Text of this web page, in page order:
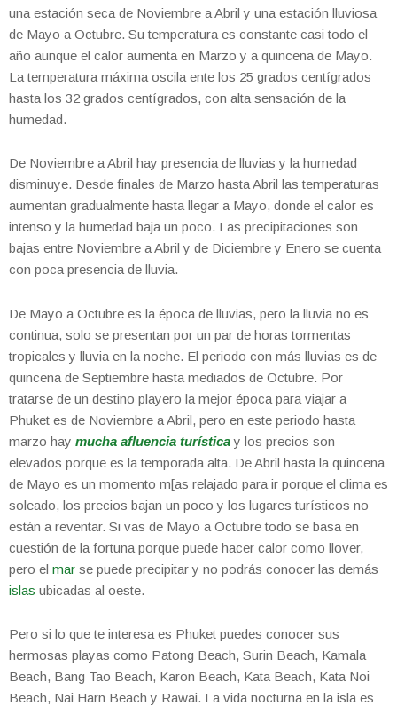
una estación seca de Noviembre a Abril y una estación lluviosa
de Mayo a Octubre. Su temperatura es constante casi todo el
año aunque el calor aumenta en Marzo y a quincena de Mayo.
La temperatura máxima oscila ente los 25 grados centígrados
hasta los 32 grados centígrados, con alta sensación de la
humedad.
De Noviembre a Abril hay presencia de lluvias y la humedad
disminuye. Desde finales de Marzo hasta Abril las temperaturas
aumentan gradualmente hasta llegar a Mayo, donde el calor es
intenso y la humedad baja un poco. Las precipitaciones son
bajas entre Noviembre a Abril y de Diciembre y Enero se cuenta
con poca presencia de lluvia.
De Mayo a Octubre es la época de lluvias, pero la lluvia no es
continua, solo se presentan por un par de horas tormentas
tropicales y lluvia en la noche. El periodo con más lluvias es de
quincena de Septiembre hasta mediados de Octubre. Por
tratarse de un destino playero la mejor época para viajar a
Phuket es de Noviembre a Abril, pero en este periodo hasta
marzo hay mucha afluencia turísticay los precios son
elevados porque es la temporada alta. De Abril hasta la quincena
de Mayo es un momento m[as relajado para ir porque el clima es
soleado, los precios bajan un poco y los lugares turísticos no
están a reventar. Si vas de Mayo a Octubre todo se basa en
cuestión de la fortuna porque puede hacer calor como llover,
pero el mar se puede precipitar y no podrás conocer las demás
islas ubicadas al oeste.
Pero si lo que te interesa es Phuket puedes conocer sus
hermosas playas como Patong Beach, Surin Beach, Kamala
Beach, Bang Tao Beach, Karon Beach, Kata Beach, Kata Noi
Beach, Nai Harn Beach y Rawai. La vida nocturna en la isla es